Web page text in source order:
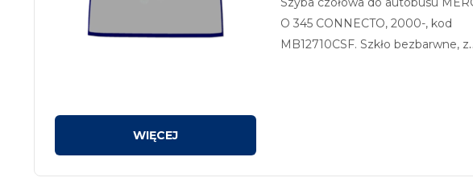
O 345 CONNECTO, 2000-, kod
MB12710CSF. Szkło bezbarwne, z